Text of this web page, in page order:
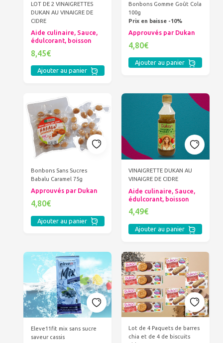
LOT DE 2 VINAIGRETTES
DUKAN AU VINAIGRE DE
CIDRE
Aide culinaire, Sauce,
édulcorant, boisson
8,45€
Ajouter au panier
Bonbons Gomme Goût Cola
100g
Prix en baisse -10%
Approuvés par Dukan
4,80€
Ajouter au panier
Bonbons Sans Sucres
Babalu Caramel 75g
Approuvés par Dukan
4,80€
Ajouter au panier
VINAIGRETTE DUKAN AU
VINAIGRE DE CIDRE
Aide culinaire, Sauce,
édulcorant, boisson
4,49€
Ajouter au panier
Eleve11fit mix sans sucre
saveur cassis
Lot de 4 Paquets de barres
chia et de 4 de biscuits